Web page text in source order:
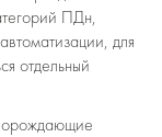
ПДн,
для
отдельный